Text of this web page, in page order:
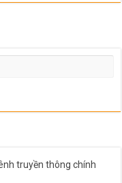
truyền thông chính